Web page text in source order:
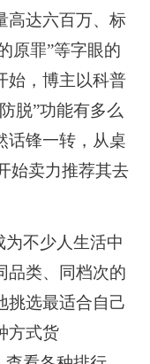
达六百万、标
原罪”等字眼的
始，博主以科普
脱”功能有多么
话锋一转，从桌
始卖力推荐其去
不少人生活中
品类、同档次的
挑选最适合自己
方式货